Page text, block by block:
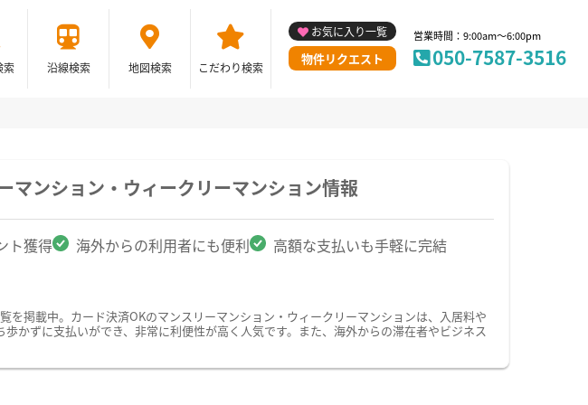
索 沿線検索 地図検索 こだわり検索
お気に入り一覧
物件リクエスト
営業時間：9:00am～6:00pm
050-7587-3516
マンション・ウィークリーマンション情報
ト獲得 海外からの利用者にも便利
高額な支払いも手軽に完結
掲載中。カード決済OKのマンスリーマンション・ウィークリーマンションは、入居料や
かずに支払いができ、非常に利便性が高く人気です。また、海外からの滞在者やビジネス